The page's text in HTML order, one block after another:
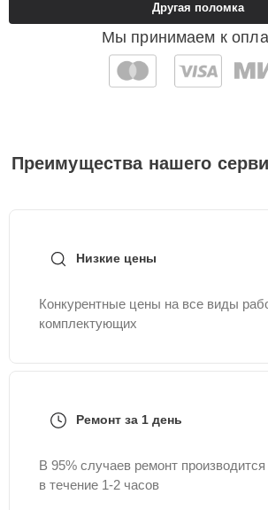
Мы принимаем к
Другая поломка
Преимущества нашего
Низкие цены
Конкурентные цены на все виды
комплектующих
Ремонт за 1 день
В 95% случаев ремонт
в течение 1-2 часов